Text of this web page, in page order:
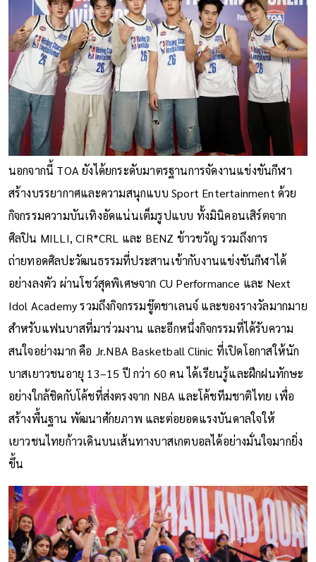
นอกจากนี้ TOA ยังได้ยกระดับมาตรฐานการจัดงานแข่งขันกีฬา
สร้างบรรยากาศและความสนุกแบบ Sport Entertainment ด้วย
กิจกรรมความบันเทิงอัดแน่นเต็มรูปแบบ ทั้งมินิคอนเสิร์ตจาก
ศิลปิน MILLI, CIR*CRL และ BENZ ข้าวขวัญ รวมถึงการ
ถ่ายทอดศิลปะวัฒนธรรมที่ประสานเข้ากับงานแข่งขันกีฬาได้
อย่างลงตัว ผ่านโชว์สุดพิเศษจาก CU Performance และ Next
Idol Academy รวมถึงกิจกรรมชู๊ตชาเลนจ์ และของรางวัลมากมาย
สำหรับแฟนบาสที่มาร่วมงาน และอีกหนึ่งกิจกรรมที่ได้รับความ
สนใจอย่างมาก คือ Jr.NBA Basketball Clinic ที่เปิดโอกาสให้นัก
บาสเยาวชนอายุ 13–15 ปี กว่า 60 คน ได้เรียนรู้และฝึกฝนทักษะ
อย่างใกล้ชิดกับโค้ชที่ส่งตรงจาก NBA และโค้ชทีมชาติไทย เพื่อ
สร้างพื้นฐาน พัฒนาศักยภาพ และต่อยอดแรงบันดาลใจให้
เยาวชนไทยก้าวเดินบนเส้นทางบาสเกตบอลได้อย่างมั่นใจมากยิ่ง
ขึ้น